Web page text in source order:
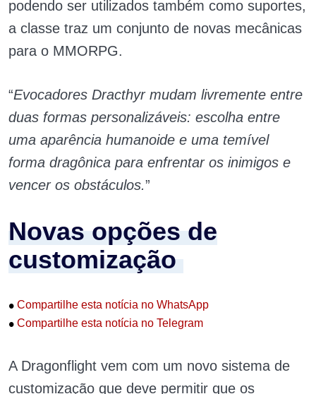
podendo ser utilizados também como suportes,
a classe traz um conjunto de novas mecânicas
para o MMORPG.
“Evocadores Dracthyr mudam livremente entre
duas formas personalizáveis: escolha entre
uma aparência humanoide e uma temível
forma dragônica para enfrentar os inimigos e
vencer os obstáculos.”
Novas opções de
customização
• Compartilhe esta notícia no WhatsApp
• Compartilhe esta notícia no Telegram
A Dragonflight vem com um novo sistema de
customização que deve permitir que os